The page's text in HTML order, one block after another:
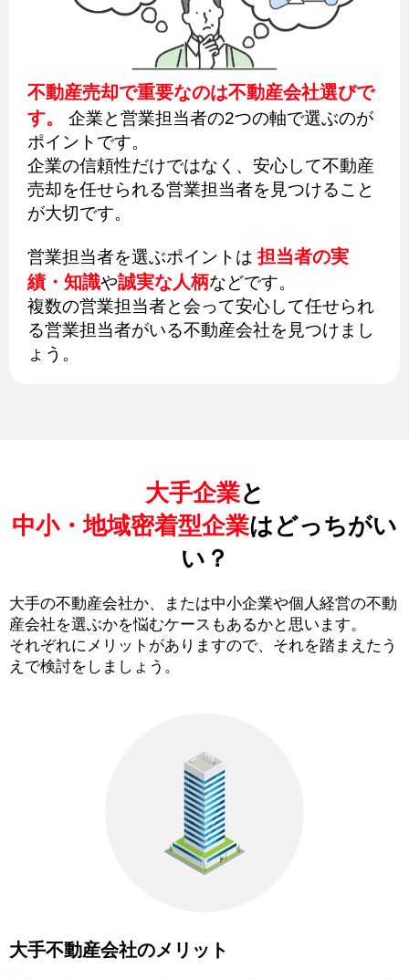
不動産売却で重要なのは不動産会社選びで
す。
企業と営業担当者の2つの軸で選ぶのが
ポイントです。
企業の信頼性だけではなく、安心して不動産
売却を任せられる営業担当者を見つけること
が大切です。
営業担当者を選ぶポイントは 担当者の実
績・知識や誠実な人柄などです。
複数の営業担当者と会って安心して任せられ
る営業担当者がいる不動産会社を見つけまし
ょう。
大手企業と
中小・地域密着型企業はどっちがい
い？
大手の不動産会社か、または中小企業や個人経営の不動
産会社を選ぶかを悩むケースもあるかと思います。
それぞれにメリットがありますので、それを踏まえたう
えで検討をしましょう。
大手不動産会社のメリット